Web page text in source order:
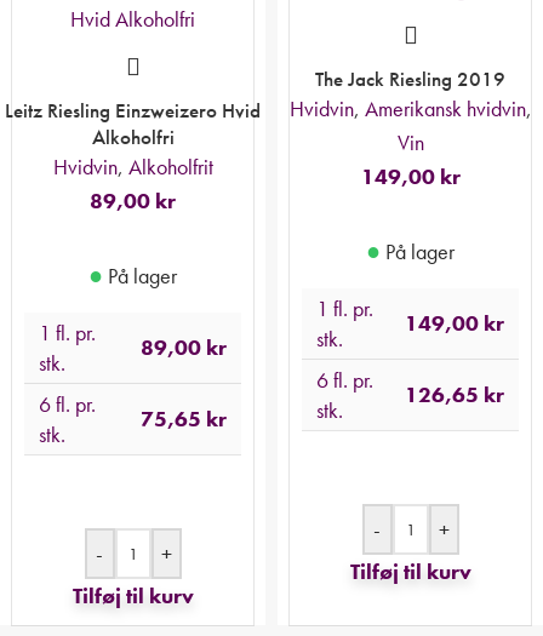
Leitz Riesling Einzweizero Hvid
Alkoholfri
Hvidvin, Alkoholfrit
89,00 kr
● På lager
1 fl. pr.
stk.
89,00 kr
6 fl. pr.
stk.
75,65 kr
-
+
Tilføj til kurv
The Jack Riesling 2019
Hvidvin, Amerikansk hvidvin,
Vin
149,00 kr
● På lager
1 fl. pr.
stk.
149,00 kr
6 fl. pr.
stk.
126,65 kr
-
+
Tilføj til kurv